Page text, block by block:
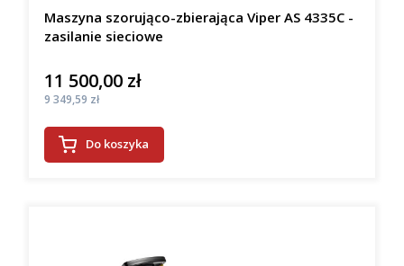
Maszyna szorująco-zbierająca Viper AS 4335C -
zasilanie sieciowe
Cena
11 500,00 zł
Cena
9 349,59 zł
Do koszyka